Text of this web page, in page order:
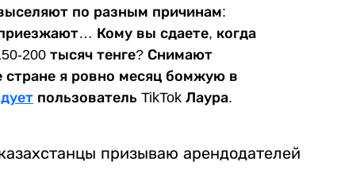
по разным причинам:
Кому вы сдаете, когда
200 тысяч тенге? Снимают
я ровно месяц бомжую в
пользователь TikTok Лаура.
призываю арендодателей